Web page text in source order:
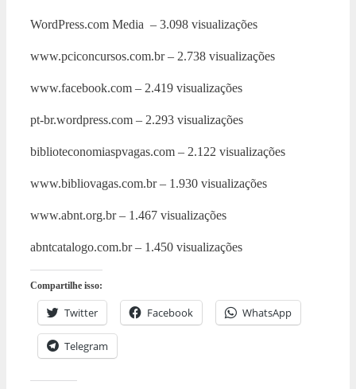
WordPress.com Media – 3.098 visualizações
www.pciconcursos.com.br – 2.738 visualizações
www.facebook.com – 2.419 visualizações
pt-br.wordpress.com – 2.293 visualizações
biblioteconomiaspvagas.com – 2.122 visualizações
www.bibliovagas.com.br – 1.930 visualizações
www.abnt.org.br – 1.467 visualizações
abntcatalogo.com.br – 1.450 visualizações
Compartilhe isso:
Twitter Facebook WhatsApp
Telegram